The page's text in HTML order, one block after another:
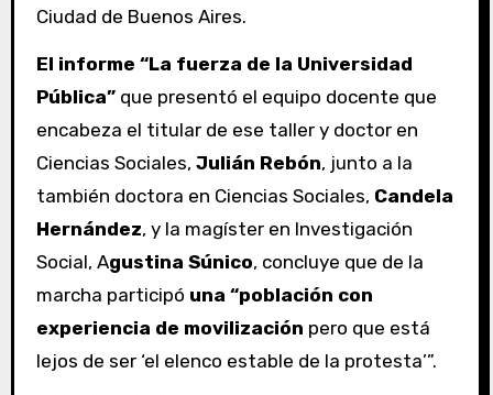
Ciudad de Buenos Aires.
El informe “La fuerza de la Universidad
Pública” que presentó el equipo docente que
encabeza el titular de ese taller y doctor en
Ciencias Sociales, Julián Rebón, junto a la
también doctora en Ciencias Sociales, Candela
Hernández, y la magíster en Investigación
Social, Agustina Súnico, concluye que de la
marcha participó una “población con
experiencia de movilización pero que está
lejos de ser ‘el elenco estable de la protesta’”.